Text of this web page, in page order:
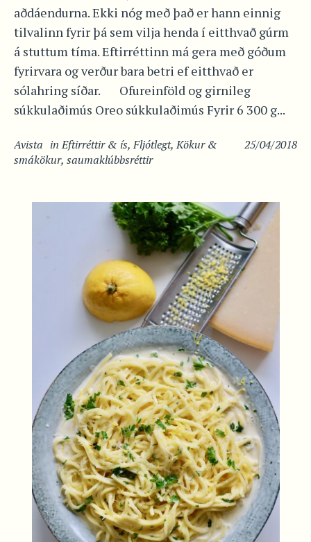
aðdáendurna. Ekki nóg með það er hann einnig
tilvalinn fyrir þá sem vilja henda í eitthvað gúrm
á stuttum tíma. Eftirréttinn má gera með góðum
fyrirvara og verður bara betri ef eitthvað er
sólahring síðar. Ofureinföld og girnileg
súkkulaðimús Oreo súkkulaðimús Fyrir 6 300 g...
25/04/2018
Avista inEftirréttir & ís,Fljótlegt,Kökur &
smákökur, saumaklúbbsréttir